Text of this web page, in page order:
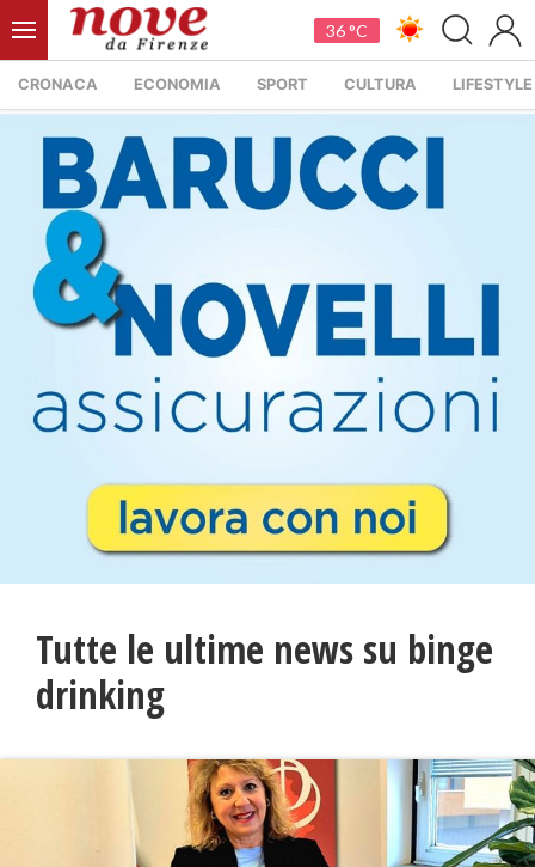
36 °C
CRONACA ECONOMIA SPORT CULTURA LIFESTYLE
Tutte le ultime news su binge
drinking